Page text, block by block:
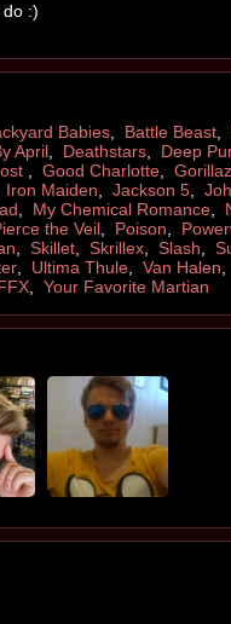
:)
Babies Battle Beast
April, Deathstars, Deep
Good Charlotte, Gorillaz
Iron Maiden Jackson 5,
My Chemical Romance,
the Veil, Poison
Skillet Skrillex Slash
, Ultima Thule, Van Halen
, Your Favorite Martian